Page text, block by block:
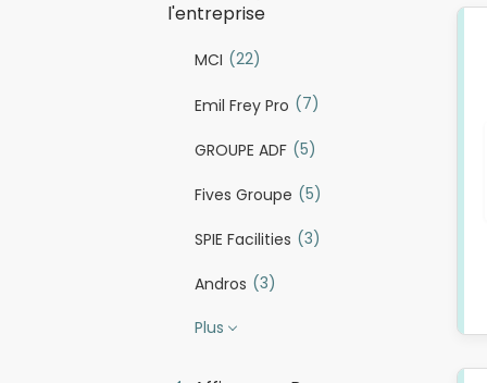
l'entreprise
MCI (22)
Emil Frey Pro (7)
GROUPE ADF (5)
Fives Groupe (5)
SPIE Facilities (3)
Andros (3)
Plus